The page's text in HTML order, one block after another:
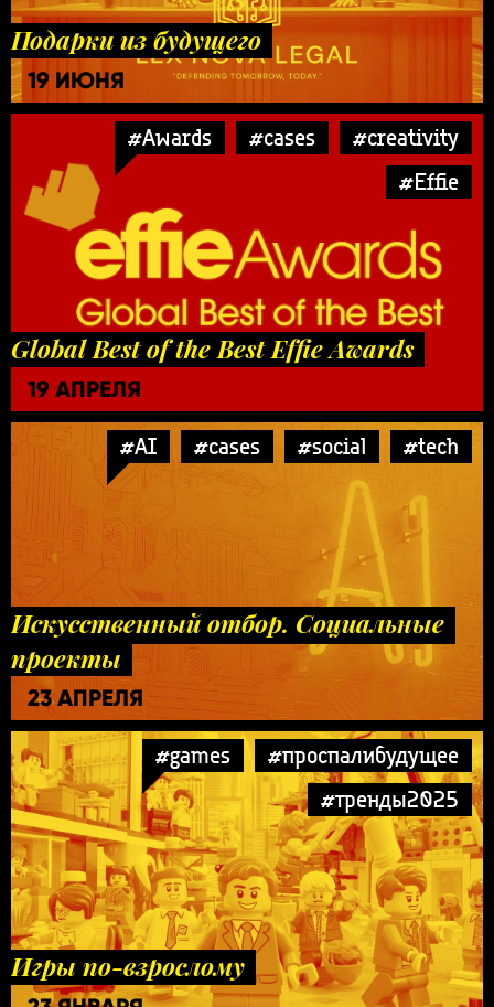
Подарки из будущего
19 ИЮНЯ
#Awards #cases
#creativity
#Effie
Global Best of the Best Effie Awards
19 АПРЕЛЯ
#AI #cases #social #tech
Искусственный отбор. Социальные
проекты
23 АПРЕЛЯ
#games
#проспалибудущее
#тренды2025
Игры по-взрослому